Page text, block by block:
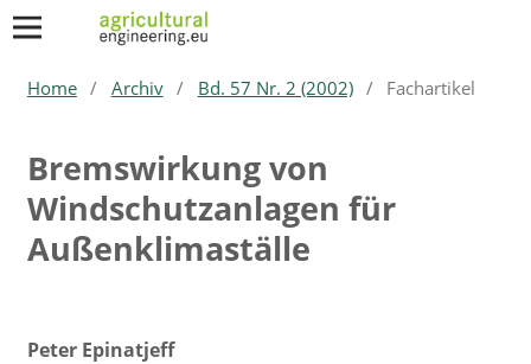
Home / Archiv / Bd. 57 Nr. 2 (2002) / Fachartikel
Bremswirkung von
Windschutzanlagen für
Außenklimaställe
Peter Epinatjeff